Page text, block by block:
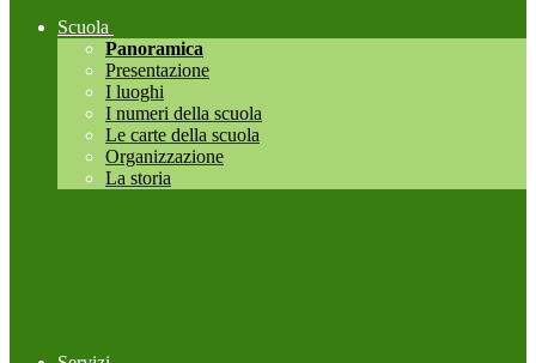
Scuola
Panoramica
Presentazione
I luoghi
I numeri della scuola
Le carte della scuola
Organizzazione
La storia